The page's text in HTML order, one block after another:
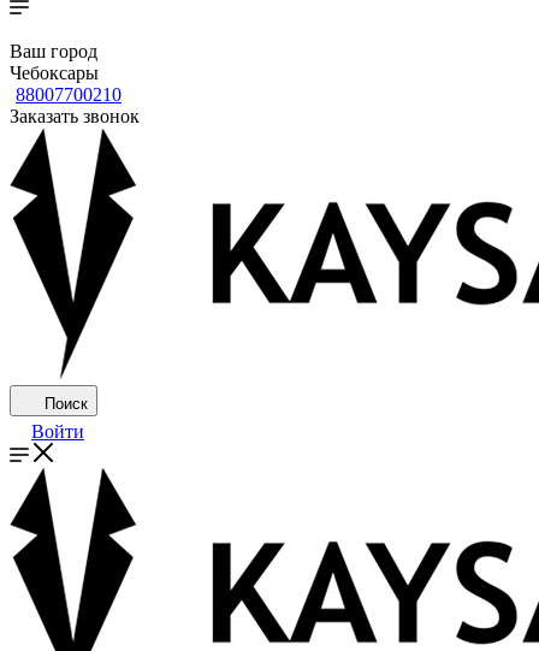
Ваш город
Чебоксары
88007700210
Заказать звонок
Поиск
Войти